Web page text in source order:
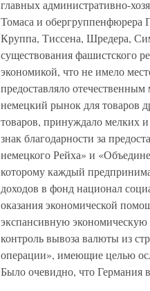
главных административно-
Томаса и обергруппенфюрера
Круппа, Тиссена, Шредера,
существования фашистского
экономикой, что не имело
предоставляло
немецкий рынок для товаров
товаров, принуждало мелких
знак благодарности за
немецкого Рейха» и
которому каждый
доходов в фонд национал
оказания экономической
экспансивную
контроль вывоза валюты из
операции», имеющие целью
Было очевидно, что Германия